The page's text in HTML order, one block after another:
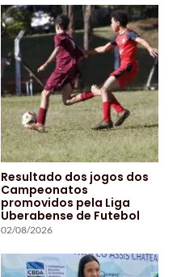
Resultado dos jogos dos
Campeonatos
promovidos pela Liga
Uberabense de Futebol
02/08/2026